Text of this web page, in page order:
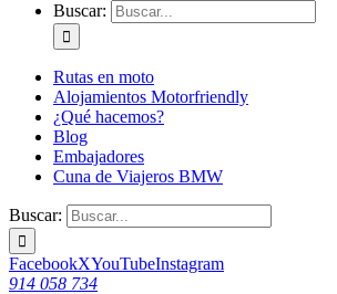
Buscar:
Rutas en moto
Alojamientos Motorfriendly
¿Qué hacemos?
Blog
Embajadores
Cuna de Viajeros BMW
Buscar:
FacebookXYouTubeInstagram
914 058 734